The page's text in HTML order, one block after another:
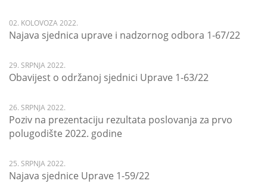
02. KOLOVOZA 2022.
Najava sjednica uprave i nadzornog odbora 1-67/22
29. SRPNJA 2022.
Obavijest o održanoj sjednici Uprave 1-63/22
26. SRPNJA 2022.
Poziv na prezentaciju rezultata poslovanja za prvo
polugodište 2022. godine
25. SRPNJA 2022.
Najava sjednice Uprave 1-59/22